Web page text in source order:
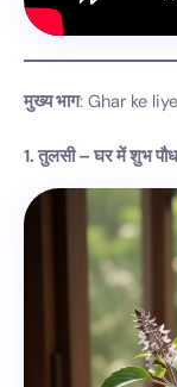
मुख्य भाग: Ghar ke
1. तुलसी – घर में शुभ